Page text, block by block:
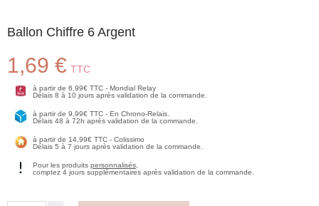
Ballon Chiffre 6 Argent
1,69 € TTC
à partir de 6,99€ TTC - Mondial Relay
Délais 8 à 10 jours après validation de la commande.
à partir de 9,99€ TTC - En Chrono-Relais.
Délais 48 à 72h après validation de la commande.
à partir de 14,99€ TTC - Colissimo
Délais 5 à 7 jours après validation de la commande.
Pour les produits personnalisés
comptez 4 jours supplémentaires après validation de la commande.